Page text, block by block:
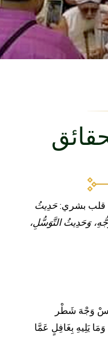
قلب بشري:حَدِيثُ
وَحَدِيثُ التَّوَسُّلِ،
وَجْهَ شَطْر
يَلِيهِ بِغَافِلٍ عَمَّا